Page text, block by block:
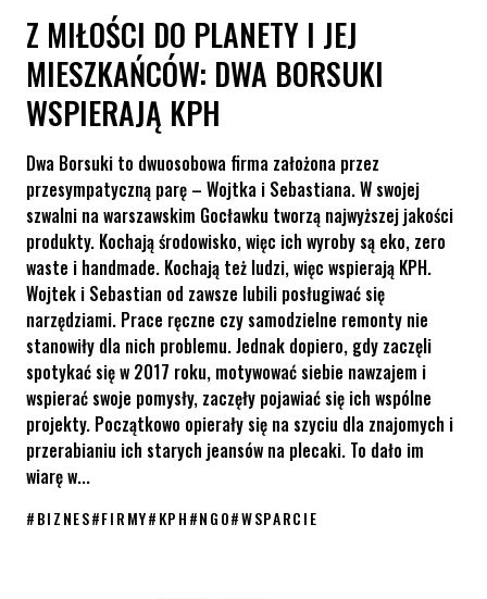
Z MIŁOŚCI DO PLANETY I JEJ
MIESZKAŃCÓW: DWA BORSUKI
WSPIERAJĄ KPH
Dwa Borsuki to dwuosobowa firma założona przez
przesympatyczną parę – Wojtka i Sebastiana. W swojej
szwalni na warszawskim Gocławku tworzą najwyższej jakości
produkty. Kochają środowisko, więc ich wyroby są eko, zero
waste i handmade. Kochają też ludzi, więc wspierają KPH.
Wojtek i Sebastian od zawsze lubili posługiwać się
narzędziami. Prace ręczne czy samodzielne remonty nie
stanowiły dla nich problemu. Jednak dopiero, gdy zaczęli
spotykać się w 2017 roku, motywować siebie nawzajem i
wspierać swoje pomysły, zaczęły pojawiać się ich wspólne
projekty. Początkowo opierały się na szyciu dla znajomych i
przerabianiu ich starych jeansów na plecaki. To dało im
wiarę w...
#BIZNES#FIRMY#KPH#NGO#WSPARCIE